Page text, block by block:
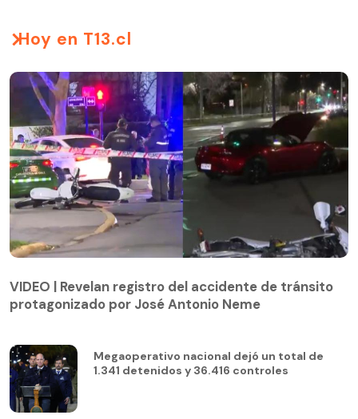
Hoy en T13.cl
VIDEO | Revelan registro del accidente de tránsito
protagonizado por José Antonio Neme
Megaoperativo nacional dejó un total de
1.341 detenidos y 36.416 controles